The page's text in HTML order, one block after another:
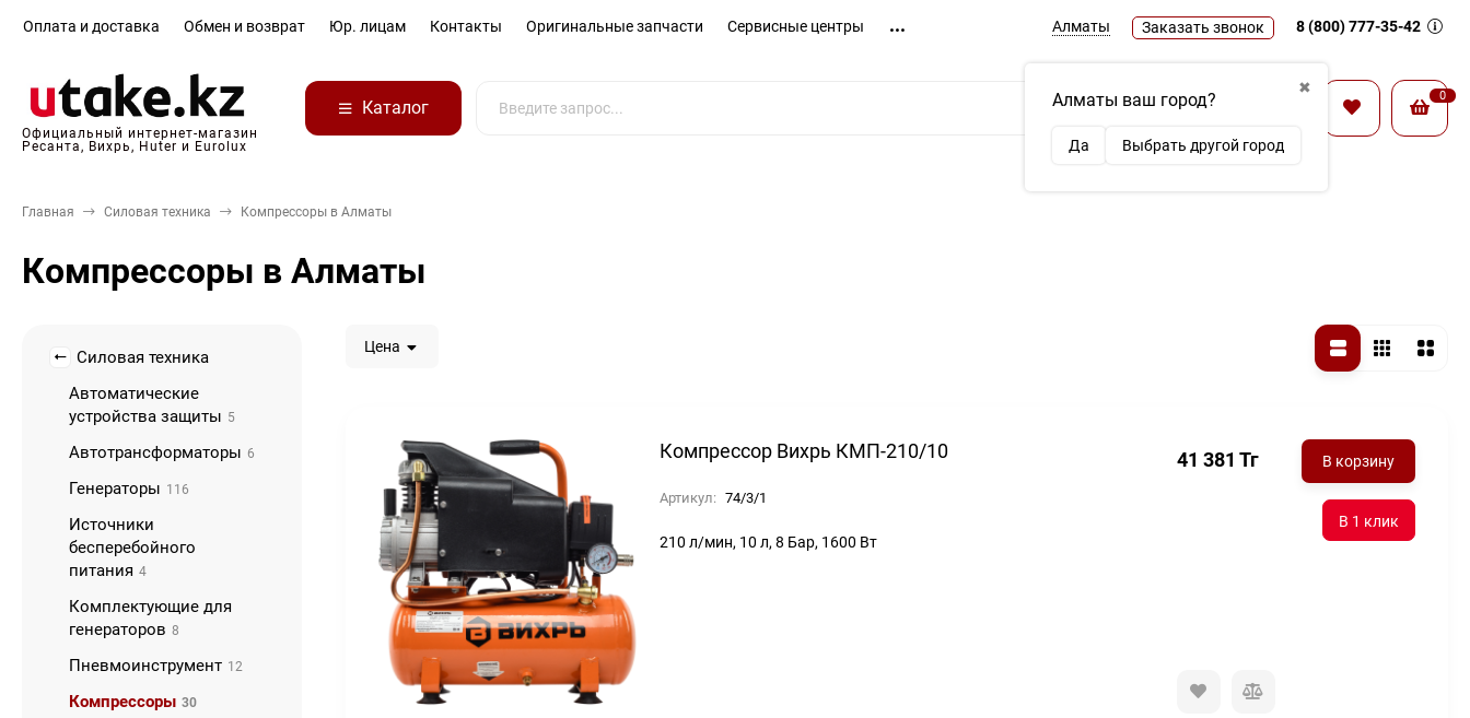
Оплата и доставка Обмен и возврат Юр. лицам Контакты Оригинальные запчасти Сервисные центры Алматы
✖
Алматы ваш город?
Да Выбрать другой город
Заказать звонок 8 (800) 777-35-42
Официальный интернет-магазин
Ресанта, Вихрь, Huter и Eurolux
Каталог Найти
0
Главная Силовая техника Компрессоры в Алматы
Компрессоры в Алматы
Цена
Компрессор Вихрь КМП-210/10
Артикул: 74/3/1
210 л/мин, 10 л, 8 Бар, 1600 Вт
41 381 Тг В корзину
Силовая техника
Автоматические
устройства защиты 5
Автотрансформаторы 6
Генераторы 116
Источники
бесперебойного
питания 4
Комплектующие для
генераторов 8
Пневмоинструмент 12
Компрессоры 30